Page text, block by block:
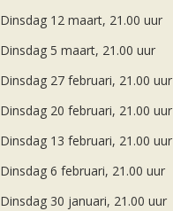
Dinsdag 12 maart, 21.00 uur
Dinsdag 5 maart, 21.00 uur
Dinsdag 27 februari, 21.00 uur
Dinsdag 20 februari, 21.00 uur
Dinsdag 13 februari, 21.00 uur
Dinsdag 6 februari, 21.00 uur
Dinsdag 30 januari, 21.00 uur